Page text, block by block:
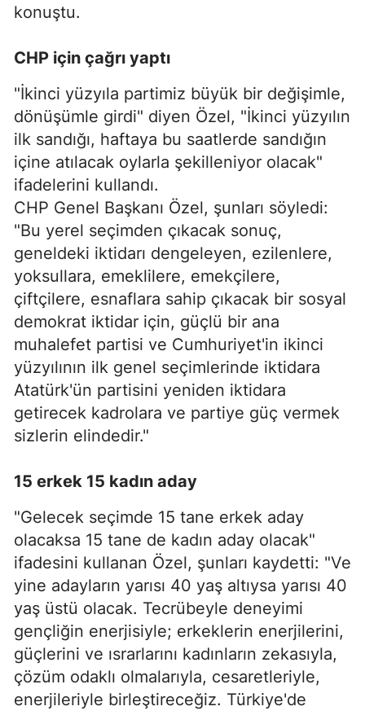
konuştu.
CHP için çağrı yaptı
"İkinci yüzyıla partimiz büyük bir değişimle,
dönüşümle girdi" diyen Özel, "İkinci yüzyılın
ilk sandığı, haftaya bu saatlerde sandığın
içine atılacak oylarla şekilleniyor olacak"
ifadelerini kullandı.
CHP Genel Başkanı Özel, şunları söyledi:
"Bu yerel seçimden çıkacak sonuç,
geneldeki iktidarı dengeleyen, ezilenlere,
yoksullara, emeklilere, emekçilere,
çiftçilere, esnaflara sahip çıkacak bir sosyal
demokrat iktidar için, güçlü bir ana
muhalefet partisi ve Cumhuriyet'in ikinci
yüzyılının ilk genel seçimlerinde iktidara
Atatürk'ün partisini yeniden iktidara
getirecek kadrolara ve partiye güç vermek
sizlerin elindedir."
15 erkek 15 kadın aday
"Gelecek seçimde 15 tane erkek aday
olacaksa 15 tane de kadın aday olacak"
ifadesini kullanan Özel, şunları kaydetti: "Ve
yine adayların yarısı 40 yaş altıysa yarısı 40
yaş üstü olacak. Tecrübeyle deneyimi
gençliğin enerjisiyle; erkeklerin enerjilerini,
güçlerini ve ısrarlarını kadınların zekasıyla,
çözüm odaklı olmalarıyla, cesaretleriyle,
enerjileriyle birleştireceğiz. Türkiye'de